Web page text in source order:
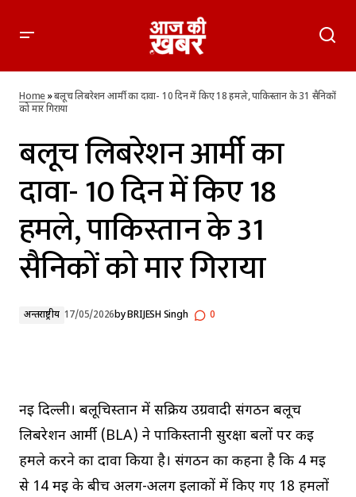
सैनिकों को मार गिराया
Home»बलूच लिबरेशन आर्मी का दावा- 10 दिन में किए 18 हमले, पाकिस्तान के 31 सैनिकों
को मार गिराया
बलूच लिबरेशन आर्मी का
दावा- 10 दिन में किए 18
हमले, पाकिस्तान के 31
सैनिकों को मार गिराया
अन्तर्राष्ट्रीय 17/05/2026byBRIJESH Singh 0
नई दिल्ली। बलूचिस्तान में सक्रिय उग्रवादी संगठन बलूच
लिबरेशन आर्मी (BLA) ने पाकिस्तानी सुरक्षा बलों पर कई
हमले करने का दावा किया है। संगठन का कहना है कि 4 मई
से 14 मई के बीच अलग-अलग इलाकों में किए गए 18 हमलों